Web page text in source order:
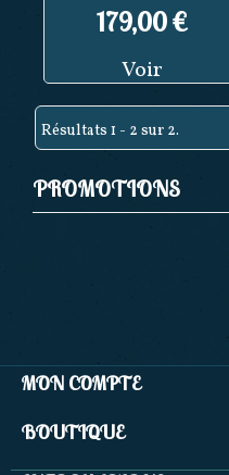
179,00 €
Voir
Résultats 1 - 2 sur 2.
PROMOTIONS
MON COMPTE
BOUTIQUE